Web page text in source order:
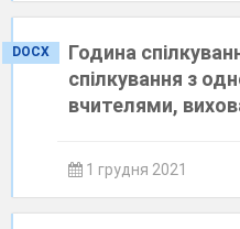
DOCX
Година
спілкування з
вчителями,
1 грудня 2021